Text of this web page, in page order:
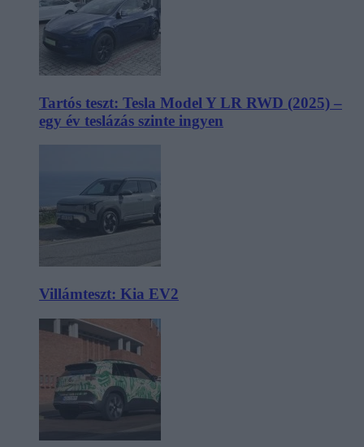
Tartós teszt: Tesla Model Y LR RWD (2025) –
egy év teslázás szinte ingyen
Villámteszt: Kia EV2